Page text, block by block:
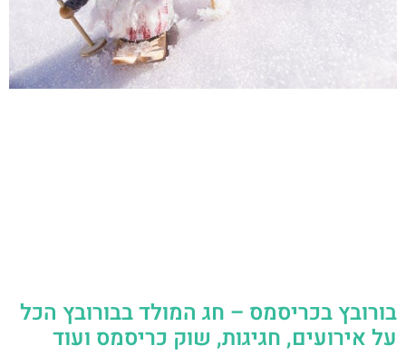
בורובץ בכריסמס – חג המולד בבורובץ הכל
על אירועים, חגיגות, שוק כריסמס ועוד